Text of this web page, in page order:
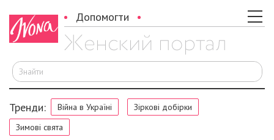
Допомогти
Тренди: Війна в Україні
Зіркові добірки
Зимові свята